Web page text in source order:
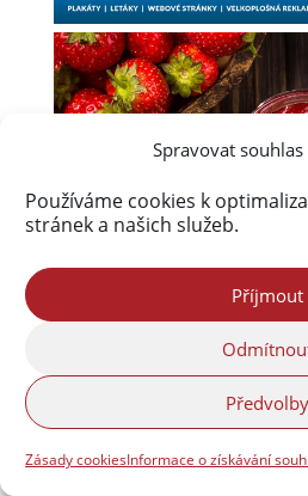
Spravovat souhlas
Používáme cookies k
stránek a našich služeb.
Příjmout
Předvolby
Zásady cookiesInformace o získávání